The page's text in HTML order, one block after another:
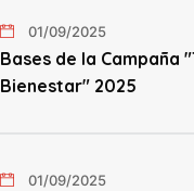
01/09/2025
Bases de la Campaña
Bienestar" 2025
01/09/2025